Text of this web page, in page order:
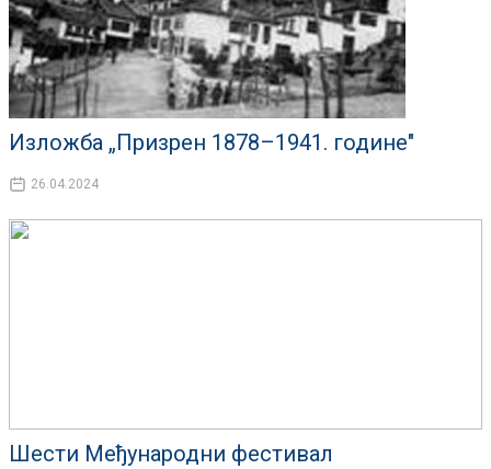
Изложба „Призрен 1878–1941. године"
26.04.2024
Шести Међународни фестивал